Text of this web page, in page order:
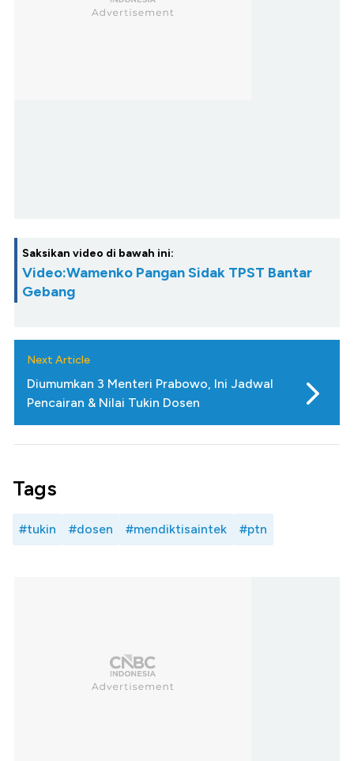
Saksikan video di bawah ini:
Video:Wamenko Pangan Sidak TPST Bantar
Gebang
Next Article
Diumumkan 3 Menteri Prabowo, Ini Jadwal
Pencairan & Nilai Tukin Dosen
Tags
#tukin #dosen #mendiktisaintek #ptn